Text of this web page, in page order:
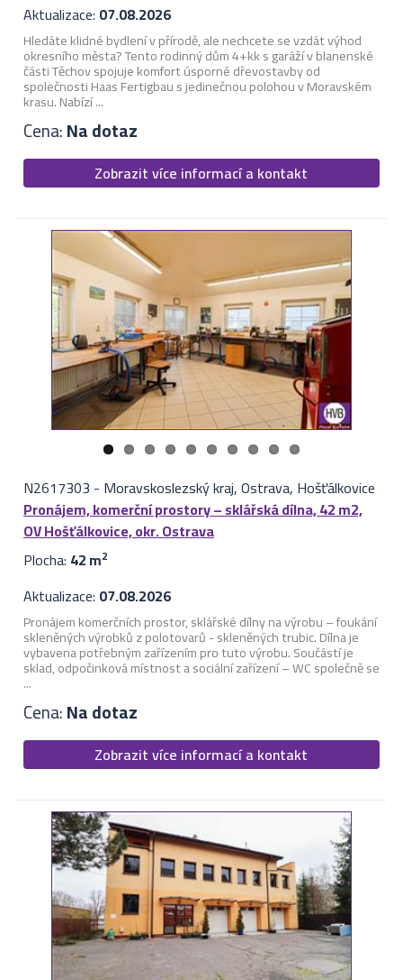
Aktualizace: 07.08.2026
Hledáte klidné bydlení v přírodě, ale nechcete se vzdát výhod
okresního města? Tento rodinný dům 4+kk s garáží v blanenské
části Těchov spojuje komfort úsporné dřevostavby od
společnosti Haas Fertigbau s jedinečnou polohou v Moravském
krasu. Nabízí ...
Cena:Na dotaz
Zobrazit více informací a kontakt
N2617303 - Moravskoslezský kraj, Ostrava, Hošťálkovice
Pronájem, komerční prostory – sklářská dílna, 42 m2,
OV Hošťálkovice, okr. Ostrava
Plocha: 42 m2
Aktualizace: 07.08.2026
Pronájem komerčních prostor, sklářské dílny na výrobu – foukání
skleněných výrobků z polotovarů - skleněných trubic. Dílna je
vybavena potřebným zařízením pro tuto výrobu. Součástí je
sklad, odpočinková místnost a sociální zařízení – WC společně se
...
Cena:Na dotaz
Zobrazit více informací a kontakt